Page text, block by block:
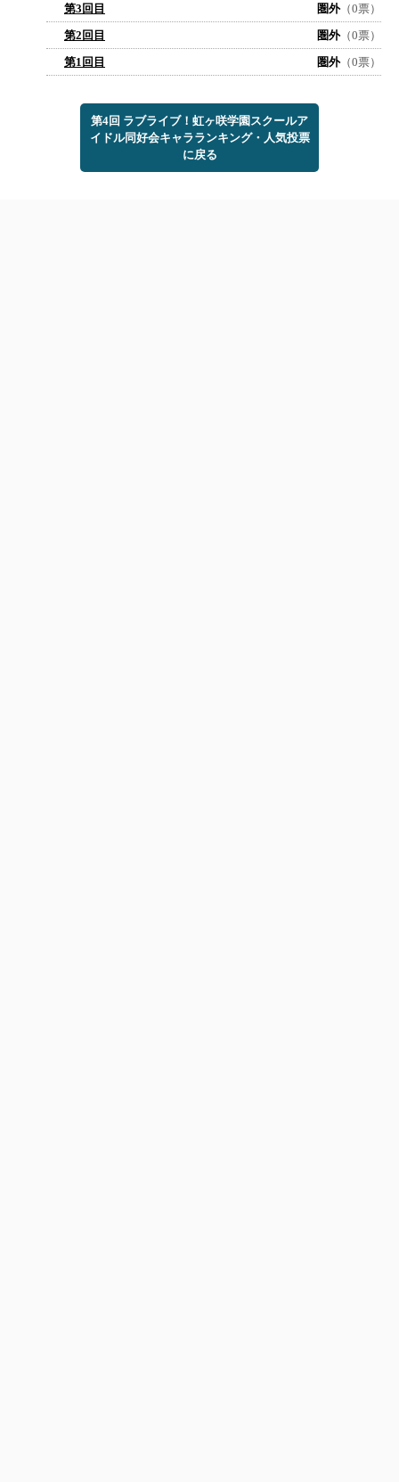
第3回目 圏外（0票）
第2回目
圏外（0票）
第1回目
圏外（0票）
第4回 ラブライブ！虹ヶ咲学園スクールア
イドル同好会キャラランキング・人気投票
に戻る